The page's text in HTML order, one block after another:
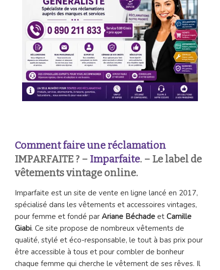
Comment faire une réclamation
IMPARFAITE ? – Imparfaite. – Le label de
vêtements vintage online.
Imparfaite est un site de vente en ligne lancé en 2017,
spécialisé dans les vêtements et accessoires vintages,
pour femme et fondé par Ariane Béchade et Camille
Giabi. Ce site propose de nombreux vêtements de
qualité, stylé et éco-responsable, le tout à bas prix pour
être accessible à tous et pour combler de bonheur
chaque femme qui cherche le vêtement de ses rêves. Il